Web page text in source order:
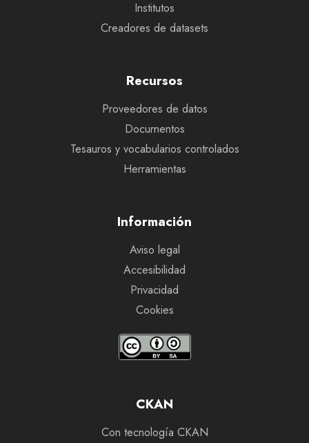
Institutos
Creadores de datasets
Recursos
Proveedores de datos
Documentos
Tesauros y vocabularios controlados
Herramientas
Información
Aviso legal
Accesibilidad
Privacidad
Cookies
CKAN
Con tecnología CKAN